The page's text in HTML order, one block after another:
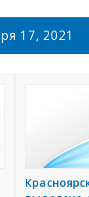
17, 2021